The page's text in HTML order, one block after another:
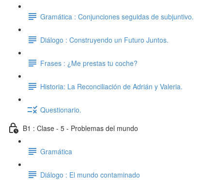
Gramática : Conjunciones seguidas de subjuntivo.
Diálogo : Construyendo un Futuro Juntos.
Frases : ¿Me prestas tu coche?
Historia: La Reconciliación de Adrián y Valeria.
Questionario.
B1 : Clase - 5 - Problemas del mundo
Gramática
Diálogo : El mundo contaminado